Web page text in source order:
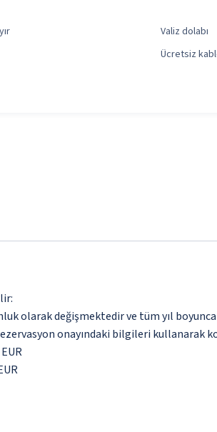
Valiz dolabı
Ücretsiz
olarak değişmektedir ve tüm yıl
onayındaki bilgileri kullanarak